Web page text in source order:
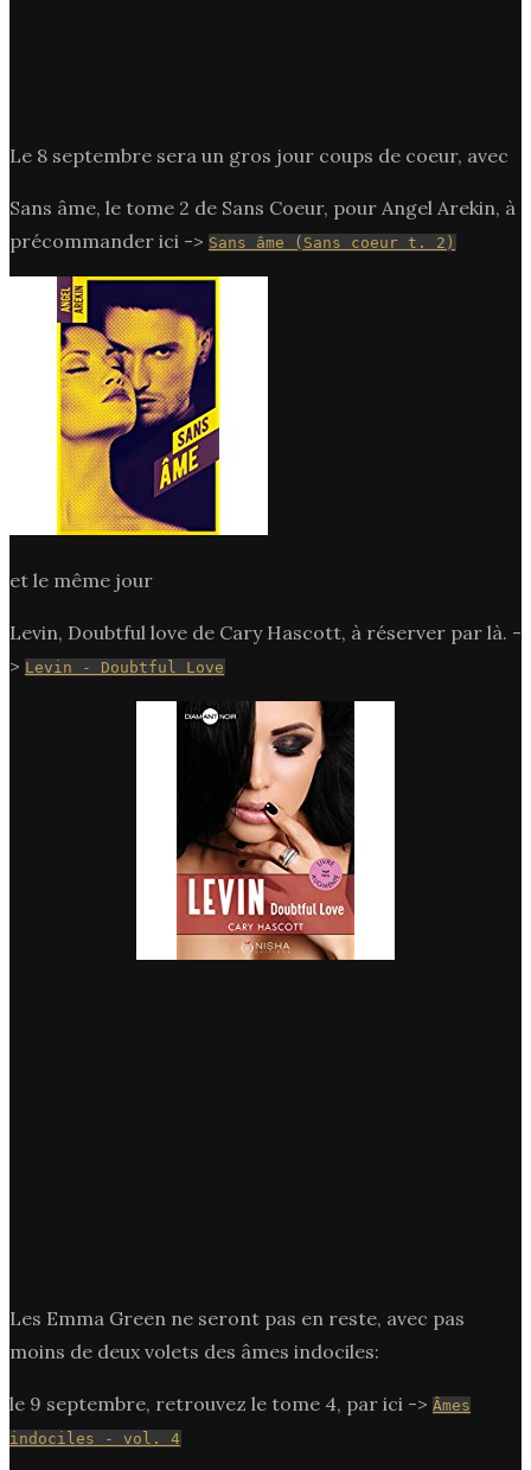
Le 8 septembre sera un gros jour coups de coeur, avec
Sans âme, le tome 2 de Sans Coeur, pour Angel Arekin, à
précommander ici -> Sans âme (Sans coeur t. 2)
et le même jour
Levin, Doubtful love de Cary Hascott, à réserver par là. -
> Levin - Doubtful Love
Les Emma Green ne seront pas en reste, avec pas
moins de deux volets des âmes indociles:
le 9 septembre, retrouvez le tome 4, par ici -> Âmes
indociles - vol. 4